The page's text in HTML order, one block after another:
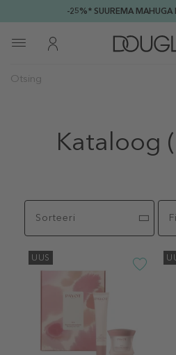
-25%* SUUREMA MAHUGA
Kataloog
Sorteeri
UUS